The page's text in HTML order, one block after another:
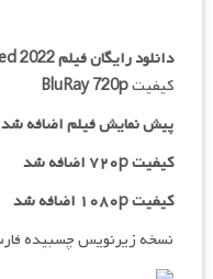
دانلود رایگان فیلم2022
کیفیتBluRay 720p
پیش نمایش فیلم اضافه شد
کیفیت ۷۲۰p اضافه شد
کیفیت ۱۰۸۰p اضافه شد
نسخه زیرنویس چسبیده